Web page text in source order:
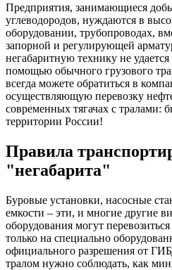
Предприятия, занимающиеся
углеводородов, нуждаются в
оборудовании, трубопроводах,
запорной и регулирующей
негабаритную технику не удается
помощью обычного грузового
всегда можете обратиться в
осуществляющую перевозку
современных тягачах с тралами:
территории России!
Правила
"негабарита"
Буровые установки, насосные
емкости – эти, и многие другие
оборудования могут
только на специально
официального разрешения от
тралом нужно соблюдать, как